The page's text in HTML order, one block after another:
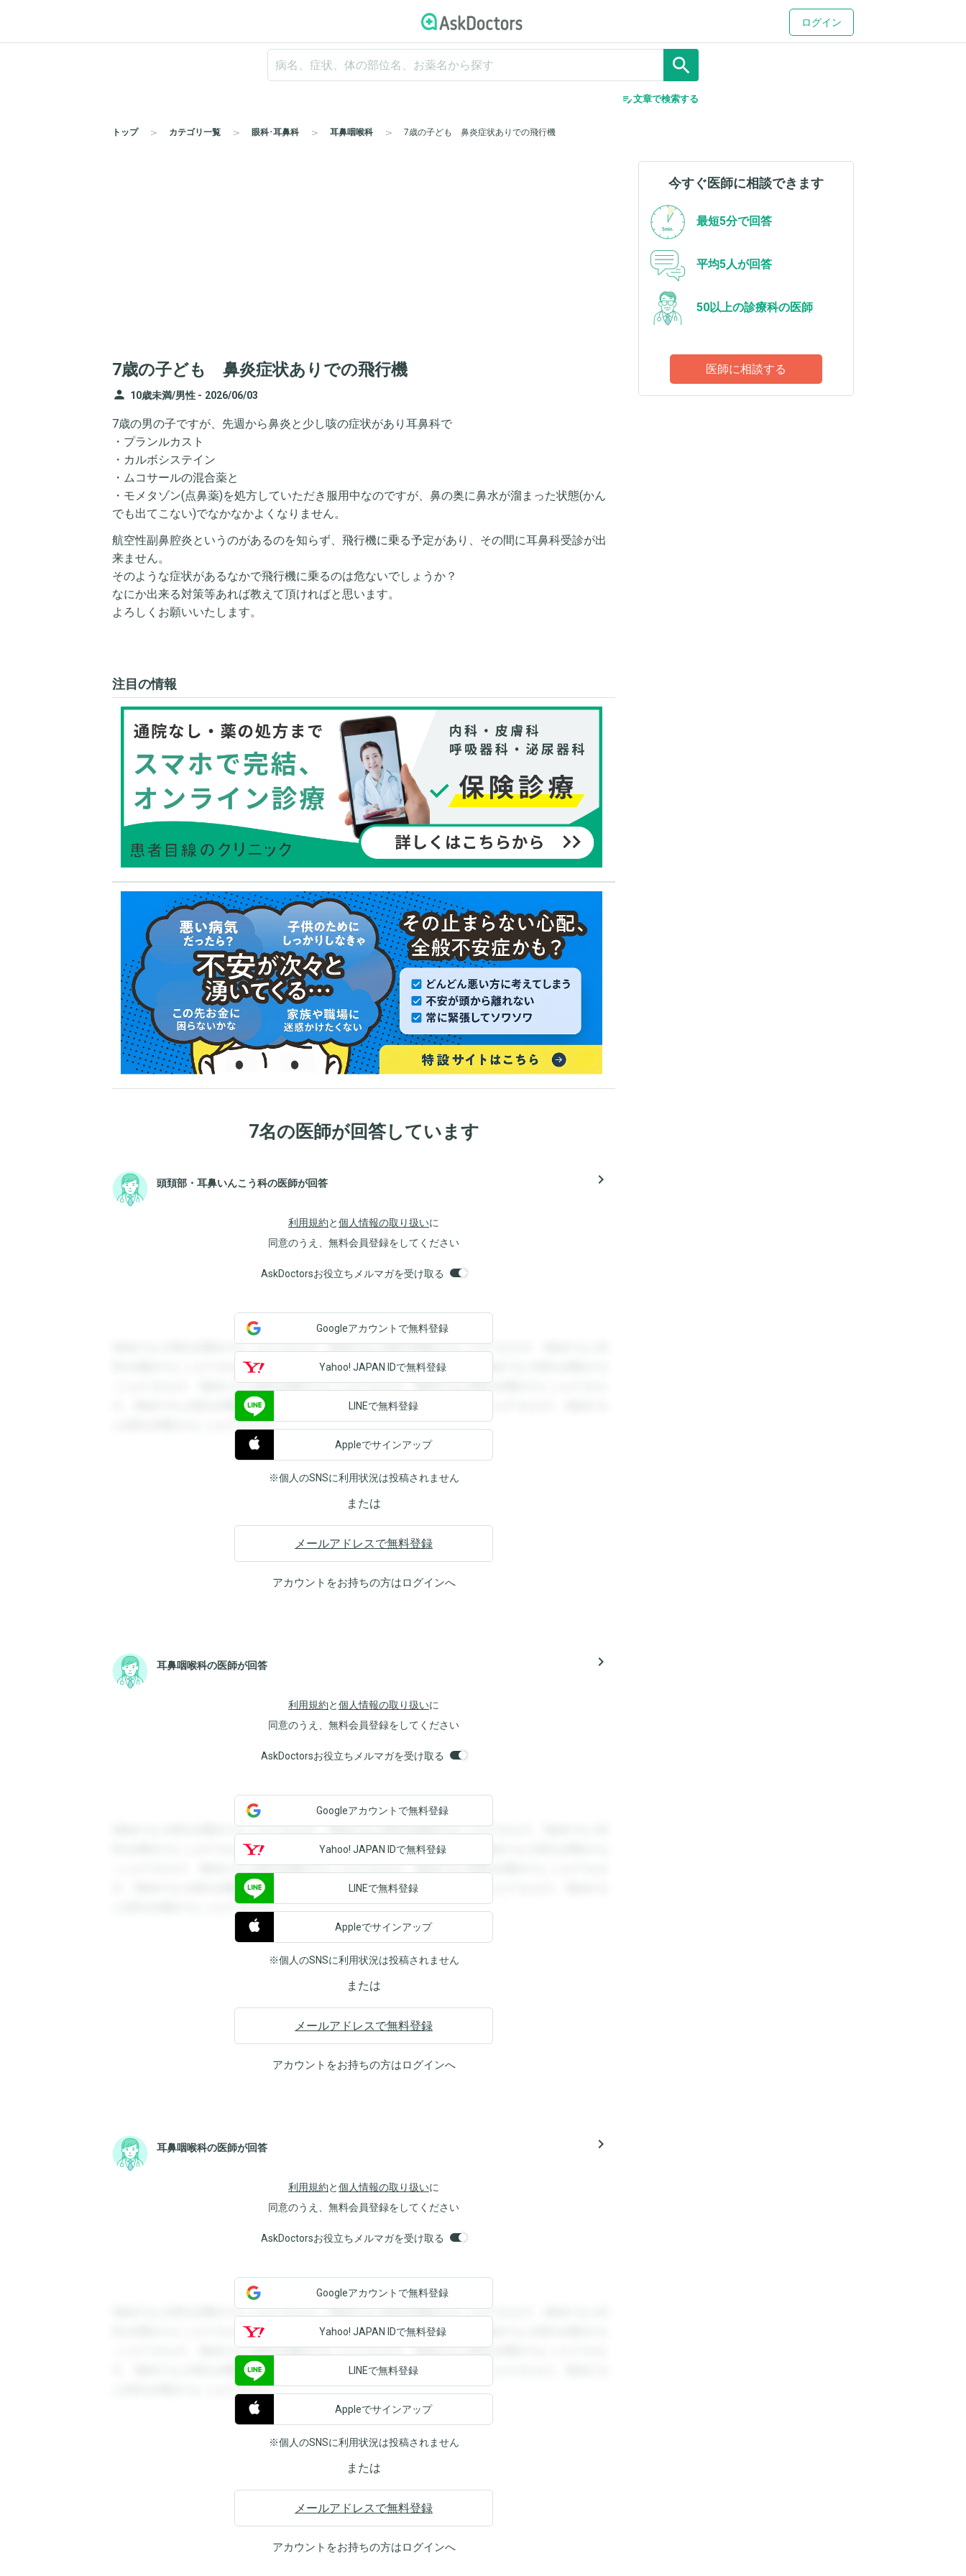
ログイン
search
edit_note文章で検索する
トップ カテゴリ一覧 眼科･耳鼻科 耳鼻咽喉科 7歳の子ども 鼻炎症状ありでの飛行機
7歳の子ども 鼻炎症状ありでの飛行機
person 10歳未満/男性 - 2026/06/03
7歳の男の子ですが、先週から鼻炎と少し咳の症状があり耳鼻科で
・プランルカスト
・カルボシステイン
・ムコサールの混合薬と
・モメタゾン(点鼻薬)を処方していただき服用中なのですが、鼻の奥に鼻水が溜まった状態(かん
でも出てこない)でなかなかよくなりません。
航空性副鼻腔炎というのがあるのを知らず、飛行機に乗る予定があり、その間に耳鼻科受診が出
来ません。
そのような症状があるなかで飛行機に乗るのは危ないでしょうか？
なにか出来る対策等あれば教えて頂ければと思います。
よろしくお願いいたします。
注目の情報
7名の医師が回答しています
頭頚部・耳鼻いんこう科の医師が回答 navigate_next
利用規約と個人情報の取り扱いに
同意のうえ、無料会員登録をしてください
AskDoctorsお役立ちメルマガを受け取る
登録すると回答を閲覧することができます。登録すると回答を閲覧することができます。登録すると回
答を閲覧することができます。登録すると回答を閲覧することができます。登録すると回答を閲覧する
ことができます。登録すると回答を閲覧することができます。登録すると回答を閲覧することができま
す。登録すると回答を閲覧することができます。登録すると回答を閲覧することができます。登録する
と回答を閲覧することができます。
Googleアカウントで無料登録
Yahoo! JAPAN IDで無料登録
LINEで無料登録
Appleでサインアップ
※個人のSNSに利用状況は投稿されません
または
メールアドレスで無料登録
アカウントをお持ちの方はログインへ
耳鼻咽喉科の医師が回答 navigate_next
利用規約と個人情報の取り扱いに
同意のうえ、無料会員登録をしてください
AskDoctorsお役立ちメルマガを受け取る
登録すると回答を閲覧することができます。登録すると回答を閲覧することができます。登録すると回
答を閲覧することができます。登録すると回答を閲覧することができます。登録すると回答を閲覧する
ことができます。登録すると回答を閲覧することができます。登録すると回答を閲覧することができま
す。登録すると回答を閲覧することができます。登録すると回答を閲覧することができます。登録する
と回答を閲覧することができます。
Googleアカウントで無料登録
Yahoo! JAPAN IDで無料登録
LINEで無料登録
Appleでサインアップ
※個人のSNSに利用状況は投稿されません
または
メールアドレスで無料登録
アカウントをお持ちの方はログインへ
耳鼻咽喉科の医師が回答 navigate_next
利用規約と個人情報の取り扱いに
同意のうえ、無料会員登録をしてください
AskDoctorsお役立ちメルマガを受け取る
登録すると回答を閲覧することができます。登録すると回答を閲覧することができます。登録すると回
答を閲覧することができます。登録すると回答を閲覧することができます。登録すると回答を閲覧する
ことができます。登録すると回答を閲覧することができます。登録すると回答を閲覧することができま
す。登録すると回答を閲覧することができます。登録すると回答を閲覧することができます。登録する
と回答を閲覧することができます。
Googleアカウントで無料登録
Yahoo! JAPAN IDで無料登録
LINEで無料登録
Appleでサインアップ
※個人のSNSに利用状況は投稿されません
または
メールアドレスで無料登録
アカウントをお持ちの方はログインへ
今すぐ医師に相談できます
最短5分で回答
平均5人が回答
50以上の診療科の医師
医師に相談する